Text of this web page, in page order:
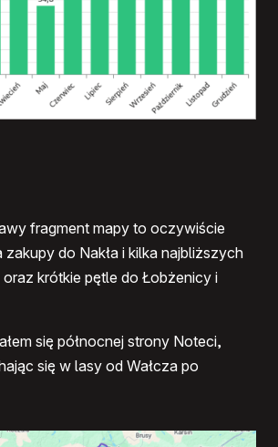
fragment mapy to oczywiście
do Nakła i kilka najbliższych
krótkie pętle do Łobżenicy i
się północnej strony Noteci,
się w lasy od Wałcza po